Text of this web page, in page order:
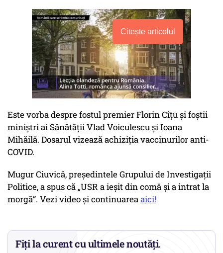
Citește articolul
Este vorba despre fostul premier Florin Cîţu şi foştii
miniştri ai Sănătăţii Vlad Voiculescu şi Ioana
Mihăilă. Dosarul vizează achiziţia vaccinurilor anti-
COVID.
Mugur Ciuvică, președintele Grupului de Investigații
Politice, a spus că „USR a ieșit din comă și a intrat la
morgă”. Vezi video și continuareaaici!
Fiți la curent cu ultimele noutăți.